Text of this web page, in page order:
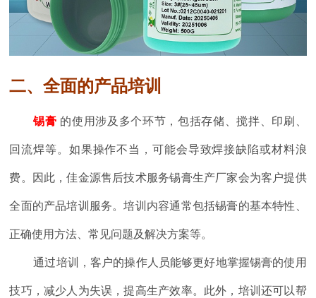
二、全面的产品培训
锡膏 的使用涉及多个环节，包括存储、搅拌、印刷、
回流焊等。如果操作不当，可能会导致焊接缺陷或材料浪
费。因此，佳金源售后技术服务锡膏生产厂家会为客户提供
全面的产品培训服务。培训内容通常包括锡膏的基本特性、
正确使用方法、常见问题及解决方案等。
通过培训，客户的操作人员能够更好地掌握锡膏的使用
技巧，减少人为失误，提高生产效率。此外，培训还可以帮